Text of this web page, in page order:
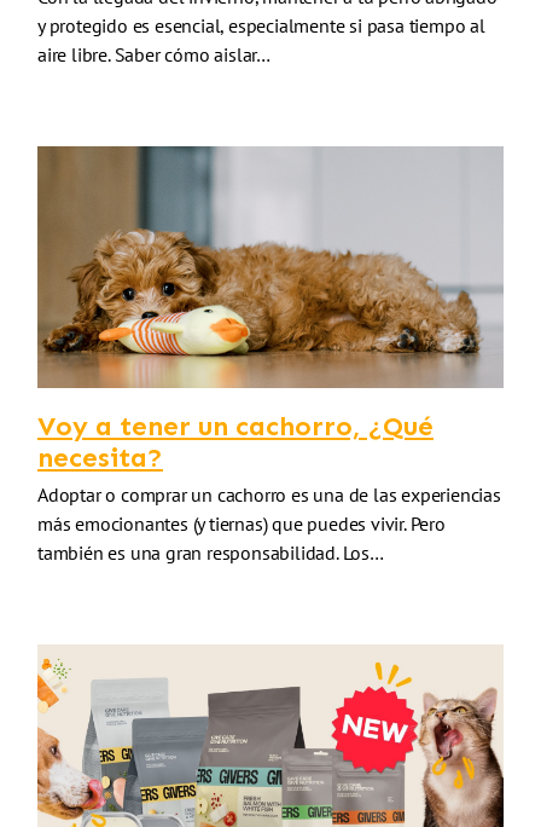
y protegido es esencial, especialmente si pasa tiempo al
aire libre. Saber cómo aislar…
Voy a tener un cachorro, ¿Qué
necesita?
Adoptar o comprar un cachorro es una de las experiencias
más emocionantes (y tiernas) que puedes vivir. Pero
también es una gran responsabilidad. Los…